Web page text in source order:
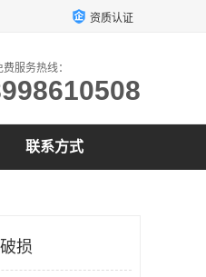
资质认证
服务热线：
联系方式
损